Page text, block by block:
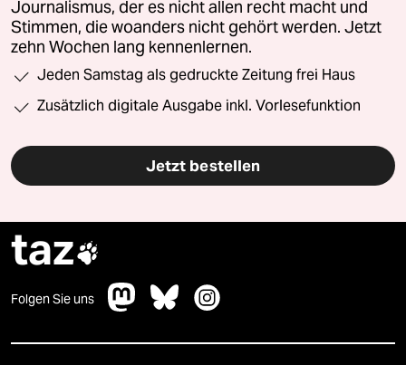
Journalismus, der es nicht allen recht macht und
Stimmen, die woanders nicht gehört werden. Jetzt
zehn Wochen lang kennenlernen.
Jeden Samstag als gedruckte Zeitung frei Haus
Zusätzlich digitale Ausgabe inkl. Vorlesefunktion
Jetzt bestellen
taz
Folgen Sie uns